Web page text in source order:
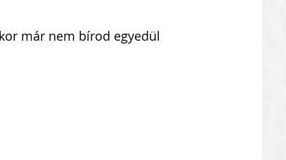
már nem bírod egyedül